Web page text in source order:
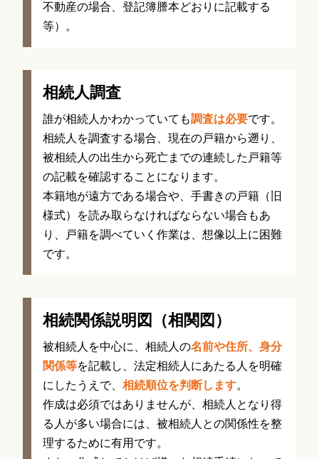
不動産の場合、登記簿謄本どおりに記載する
等）。
相続人調査
誰が相続人かわかっていても調査は必要です。
相続人を調査する場合、現在の戸籍から遡り、
被相続人の出生から死亡までの連続した戸籍等
の記載を確認することになります。
本籍地が遠方である場合や、手書きの戸籍（旧
様式）を読み取らなければならない場合もあ
り、戸籍を調べていく作業は、想像以上に困難
です。
相続関係説明図（相関図）
被相続人を中心に、相続人の名前や住所、身分
関係等を記載し、法定相続人にあたる人を明確
にしたうえで、 相続順位を判断します。
作成は必須ではありませんが、相続人となり得
る人が多い場合には、被相続人との関係性を整
理するために有用です。